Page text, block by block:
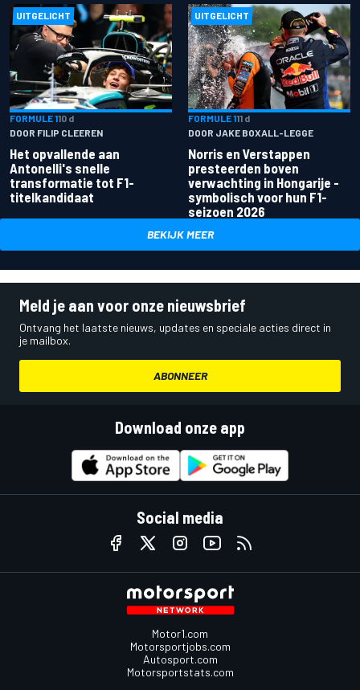
UITGELICHT
FORMULE 110 d
DOOR FILIP CLEEREN
Het opvallende aan
Antonelli's snelle
transformatie tot F1-
titelkandidaat
UITGELICHT
FORMULE 111 d
DOOR JAKE BOXALL-LEGGE
Norris en Verstappen
presteerden boven
verwachting in Hongarije -
symbolisch voor hun F1-
seizoen 2026
BEKIJK MEER
Meld je aan voor onze nieuwsbrief
Ontvang het laatste nieuws, updates en speciale acties direct in
je mailbox.
ABONNEER
Download onze app
Social media
Motor1.com
Motorsportjobs.com
Autosport.com
Motorsportstats.com